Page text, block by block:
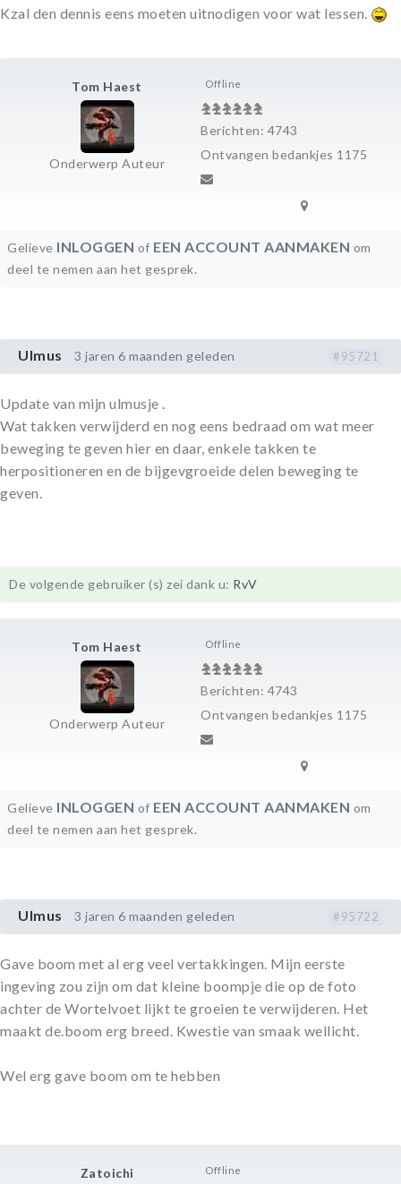
Tom Haest
Onderwerp Auteur
Offline
Berichten: 4743
Ontvangen bedankjes 1175
Kzal den dennis eens moeten uitnodigen voor wat lessen.
Gelieve INLOGGEN of EEN ACCOUNT AANMAKEN om
deel te nemen aan het gesprek.
Ulmus 3 jaren 6 maanden geleden #95721
Tom Haest
Onderwerp Auteur
Offline
Berichten: 4743
Ontvangen bedankjes 1175
Update van mijn ulmusje .
Wat takken verwijderd en nog eens bedraad om wat meer
beweging te geven hier en daar, enkele takken te
herpositioneren en de bijgevgroeide delen beweging te
geven.
De volgende gebruiker (s) zei dank u: RvV
Gelieve INLOGGEN of EEN ACCOUNT AANMAKEN om
deel te nemen aan het gesprek.
Ulmus 3 jaren 6 maanden geleden #95722
Zatoichi Offline
Gave boom met al erg veel vertakkingen. Mijn eerste
ingeving zou zijn om dat kleine boompje die op de foto
achter de Wortelvoet lijkt te groeien te verwijderen. Het
maakt de.boom erg breed. Kwestie van smaak wellicht.
Wel erg gave boom om te hebben